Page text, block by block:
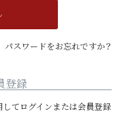
パスワードをお忘れですか？
登録
てログインまたは会員登録